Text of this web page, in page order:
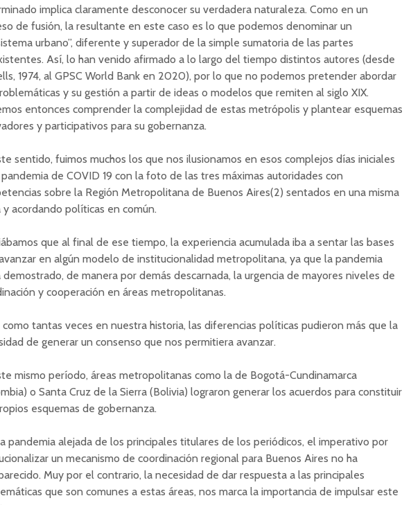
implica claramente desconocer su verdadera naturaleza. Como en un
de fusión, la resultante en este caso es lo que podemos denominar un
urbano”, diferente y superador de la simple sumatoria de las partes
Así, lo han venido afirmado a lo largo del tiempo distintos autores (desde
1974, al GPSC World Bank en 2020), por lo que no podemos pretender abordar
y su gestión a partir de ideas o modelos que remiten al siglo XIX.
entonces comprender la complejidad de estas metrópolis y plantear esquemas
y participativos para su gobernanza.
sentido, fuimos muchos los que nos ilusionamos en esos complejos días iniciales
de COVID 19 con la foto de las tres máximas autoridades con
sobre la Región Metropolitana de Buenos Aires(2) sentados en una misma
y acordando políticas en común.
que al final de ese tiempo, la experiencia acumulada iba a sentar las bases
en algún modelo de institucionalidad metropolitana, ya que la pandemia
demostrado, de manera por demás descarnada, la urgencia de mayores niveles de
y cooperación en áreas metropolitanas.
como tantas veces en nuestra historia, las diferencias políticas pudieron más que la
de generar un consenso que nos permitiera avanzar.
mismo período, áreas metropolitanas como la de Bogotá-Cundinamarca
o Santa Cruz de la Sierra (Bolivia) lograron generar los acuerdos para constituir
esquemas de gobernanza.
pandemia alejada de los principales titulares de los periódicos, el imperativo por
un mecanismo de coordinación regional para Buenos Aires no ha
Muy por el contrario, la necesidad de dar respuesta a las principales
que son comunes a estas áreas, nos marca la importancia de impulsar este